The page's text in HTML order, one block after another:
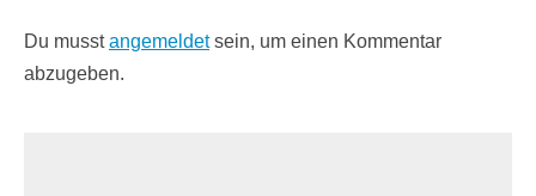
Du musstangemeldetsein, um einen Kommentar
abzugeben.